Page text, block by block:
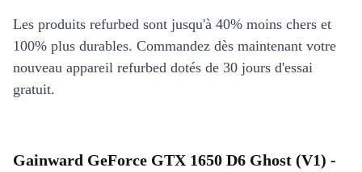
Les produits refurbed sont jusqu'à 40% moins chers et
100% plus durables. Commandez dès maintenant votre
nouveau appareil refurbed dotés de 30 jours d'essai
gratuit.
Gainward GeForce GTX 1650 D6 Ghost (V1) -